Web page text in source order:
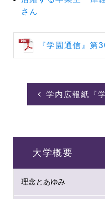
さん
『学園通信』第
学内広報紙『
大学概要
理念とあゆみ